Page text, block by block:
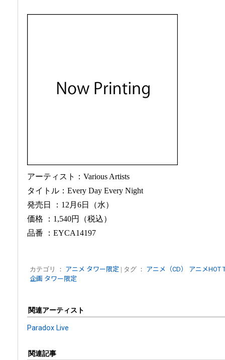
アーティスト：Various Artists
タイトル：Every Day Every Night
発売日 ：12月6日（水）
価格 ：1,540円（税込）
品番
：EYCA14197
カテゴリ ： アニメ タワー限定 | タグ ： アニメ（CD）
アニメHOT
企画 タワー限定
関連アーティスト
Paradox Live
関連記事